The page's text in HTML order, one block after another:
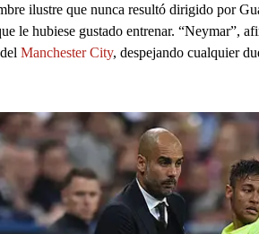
ilustre que nunca resultó dirigido por
le hubiese gustado entrenar. “Neymar”,
Manchester City, despejando cualquier